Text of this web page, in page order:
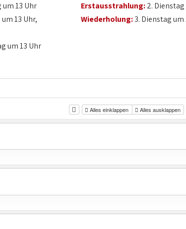
13 Uhr
13 Uhr,
um 13 Uhr
Erstausstrahlung:2. Dienstag
Wiederholung:3. Dienstag um
Alles einklappen Alles ausklappen